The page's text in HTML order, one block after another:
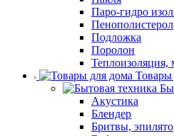
Паро-гидро
Пенополистерол
Подложка
Поролон
Теплоизоляция,
Товары
Акустика
Блендер
Бритвы,